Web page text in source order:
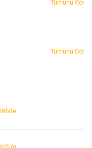
Tümünü Gör
Tümünü Gör